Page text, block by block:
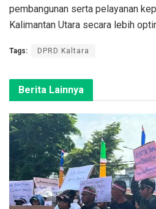
pembangunan serta pelayanan
Kalimantan Utara secara lebih
Tags: DPRD Kaltara
Berita Lainnya